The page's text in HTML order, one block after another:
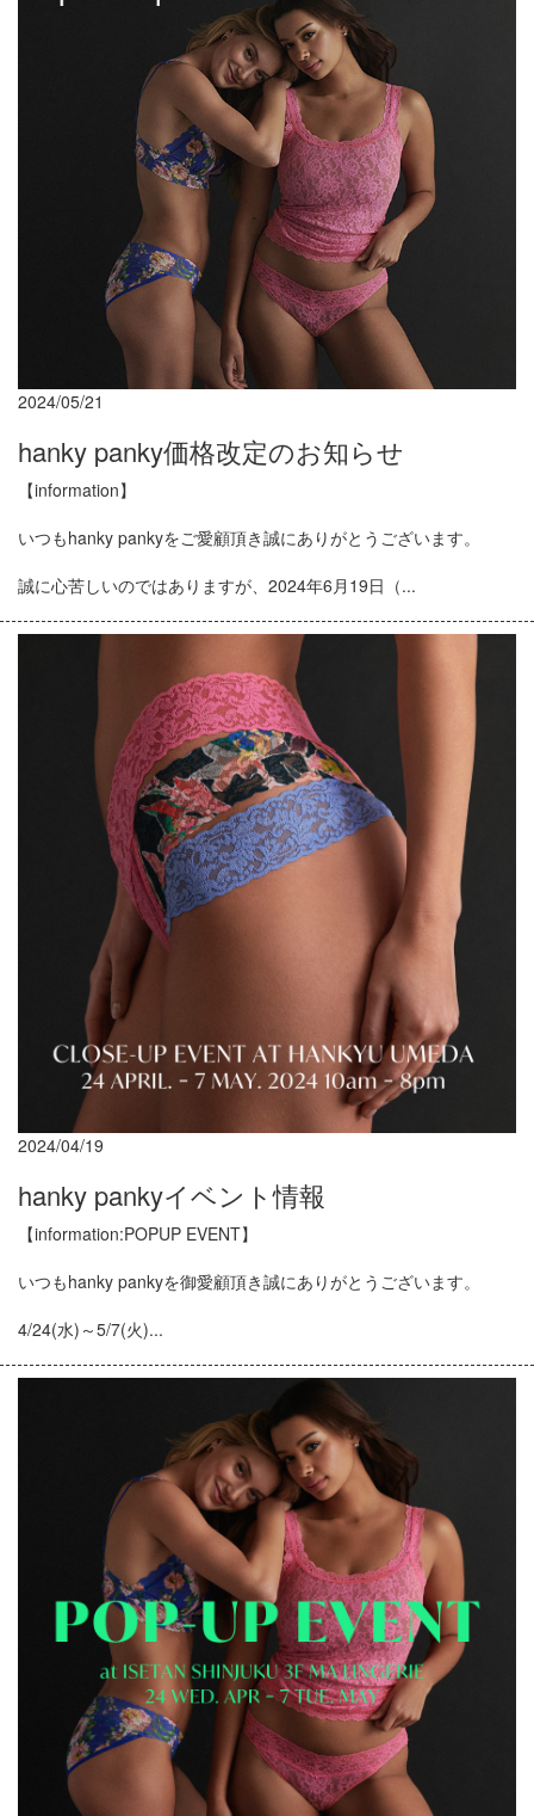
2024/05/21
hanky panky価格改定のお知らせ
【information】
いつもhanky pankyをご愛顧頂き誠にありがとうございます。
誠に心苦しいのではありますが、2024年6月19日（...
2024/04/19
hanky pankyイベント情報
【information:POPUP EVENT】
いつもhanky pankyを御愛顧頂き誠にありがとうございます。
4/24(水)～5/7(火)...